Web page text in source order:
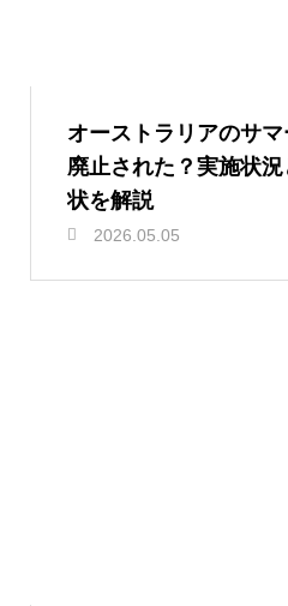
オーストラリアのサ
廃止された？実施状
状を解説
2026.05.05